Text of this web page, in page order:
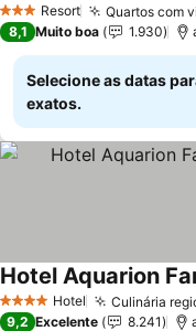
3 EstrelasResort Quartos com
8,1 Muito boa 1.930
Selecione as datas
exatos.
4 EstrelasHotel Culinária
9,2 Excelente 8.241